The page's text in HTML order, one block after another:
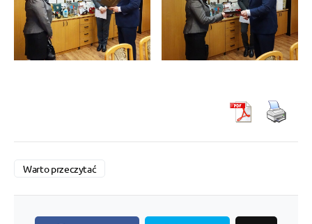
Warto przeczytać